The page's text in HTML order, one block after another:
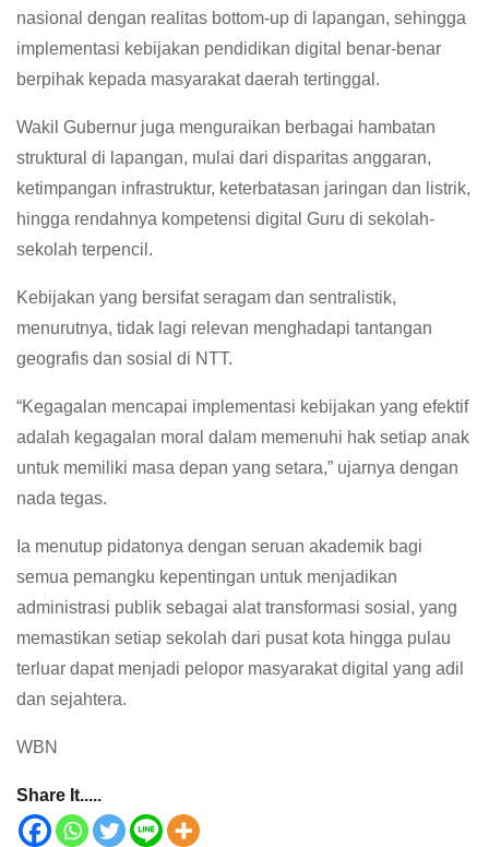
nasional dengan realitas bottom-up di lapangan, sehingga
implementasi kebijakan pendidikan digital benar-benar
berpihak kepada masyarakat daerah tertinggal.
Wakil Gubernur juga menguraikan berbagai hambatan
struktural di lapangan, mulai dari disparitas anggaran,
ketimpangan infrastruktur, keterbatasan jaringan dan listrik,
hingga rendahnya kompetensi digital Guru di sekolah-
sekolah terpencil.
Kebijakan yang bersifat seragam dan sentralistik,
menurutnya, tidak lagi relevan menghadapi tantangan
geografis dan sosial di NTT.
“Kegagalan mencapai implementasi kebijakan yang efektif
adalah kegagalan moral dalam memenuhi hak setiap anak
untuk memiliki masa depan yang setara,” ujarnya dengan
nada tegas.
Ia menutup pidatonya dengan seruan akademik bagi
semua pemangku kepentingan untuk menjadikan
administrasi publik sebagai alat transformasi sosial, yang
memastikan setiap sekolah dari pusat kota hingga pulau
terluar dapat menjadi pelopor masyarakat digital yang adil
dan sejahtera.
WBN
Share It.....